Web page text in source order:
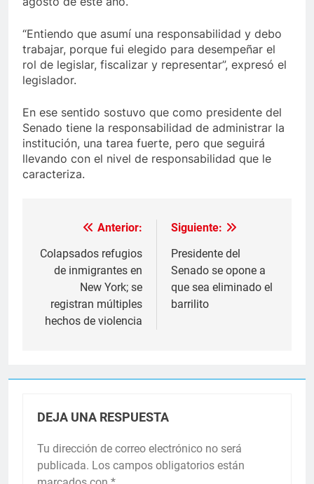
“Entiendo que asumí una responsabilidad y debo
trabajar, porque fui elegido para desempeñar el
rol de legislar, fiscalizar y representar”, expresó el
legislador.
En ese sentido sostuvo que como presidente del
Senado tiene la responsabilidad de administrar la
institución, una tarea fuerte, pero que seguirá
llevando con el nivel de responsabilidad que le
caracteriza.
Navegación
de
entradas
Anterior:
Colapsados refugios
de inmigrantes en
New York; se
registran múltiples
hechos de violencia
Siguiente:
Presidente del
Senado se opone a
que sea eliminado el
barrilito
DEJA UNA RESPUESTA
Tu dirección de correo electrónico no será
publicada. Los campos obligatorios están